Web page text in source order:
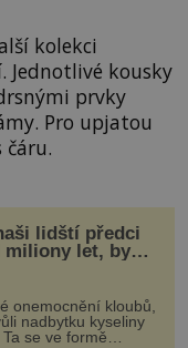
kolekci
Jednotlivé kousky
prvky
Pro upjatou
čáru.
lidští předci
let, by
s léčbou
onemocnění kloubů,
nadbytku kyseliny
se ve formě